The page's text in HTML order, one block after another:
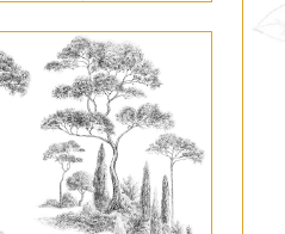
20